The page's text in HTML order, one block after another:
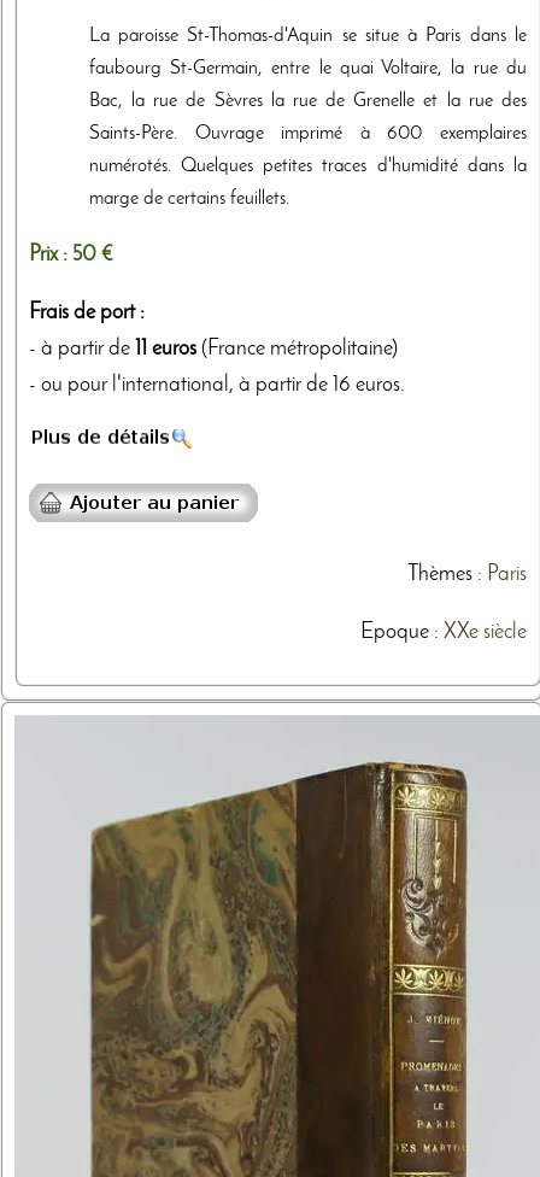
La paroisse St-Thomas-d'Aquin se situe à Paris dans le
faubourg St-Germain, entre le quai Voltaire, la rue du
Bac, la rue de Sèvres la rue de Grenelle et la rue des
Saints-Père. Ouvrage imprimé à 600 exemplaires
numérotés. Quelques petites traces d'humidité dans la
marge de certains feuillets.
Prix : 50 €
Frais de port :
- à partir de
11 euros (France métropolitaine)
- ou pour l'international, à partir de 16 euros.
Thèmes: Paris
Epoque : XXe siècle